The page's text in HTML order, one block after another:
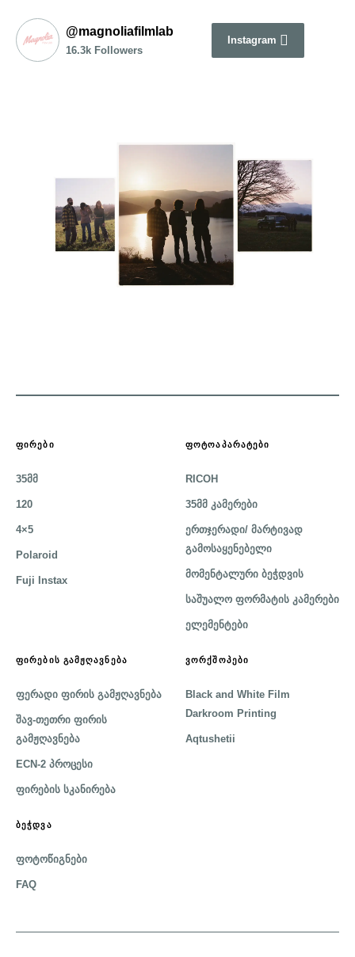
@magnoliafilmlab
16.3k Followers
Instagram
ᲤᲘᲠᲔᲑᲘ
35მმ
120
4×5
Polaroid
Fuji Instax
ᲤᲝᲢᲝᲐᲞᲐᲠᲐᲢᲔᲑᲘ
RICOH
35მმ კამერები
ერთჯერადი/ მარტივად
გამოსაყენებელი
მომენტალური ბეჭდვის
საშუალო ფორმატის კამერები
ელემენტები
ᲤᲘᲠᲔᲑᲘᲡ ᲒᲐᲛᲟᲦᲐᲕᲜᲔᲑᲐ
ფერადი ფირის გამჟღავნება
შავ-თეთრი ფირის
გამჟღავნება
ECN-2 პროცესი
ფირების სკანირება
ᲕᲝᲠᲥᲨᲝᲞᲔᲑᲘ
Black and White Film
Darkroom Printing
Aqtushetii
ᲑᲔᲭᲓᲕᲐ
ფოტოწიგნები
FAQ